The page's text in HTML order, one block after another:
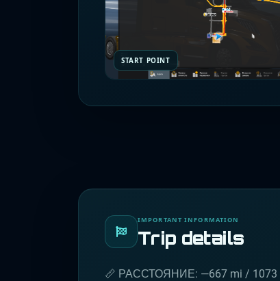
START POINT
IMPORTANT INFORMATION
Trip details
📏 РАССТОЯНИЕ: —667 mi / 1073